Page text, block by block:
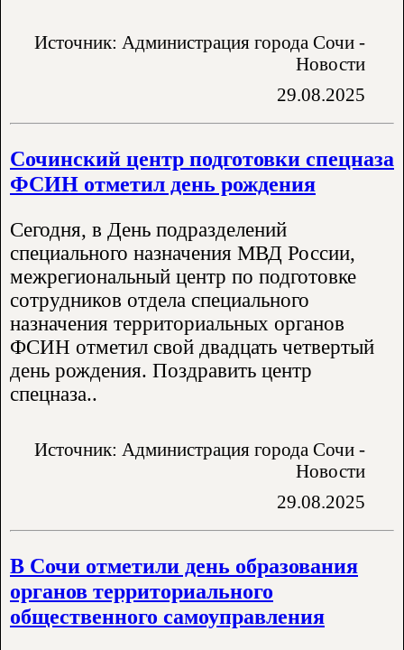
Источник: Администрация города Сочи -
Новости
29.08.2025
Сочинский центр подготовки спецназа
ФСИН отметил день рождения
Сегодня, в День подразделений
специального назначения МВД России,
межрегиональный центр по подготовке
сотрудников отдела специального
назначения территориальных органов
ФСИН отметил свой двадцать четвертый
день рождения. Поздравить центр
спецназа..
Источник: Администрация города Сочи -
Новости
29.08.2025
В Сочи отметили день образования
органов территориального
общественного самоуправления